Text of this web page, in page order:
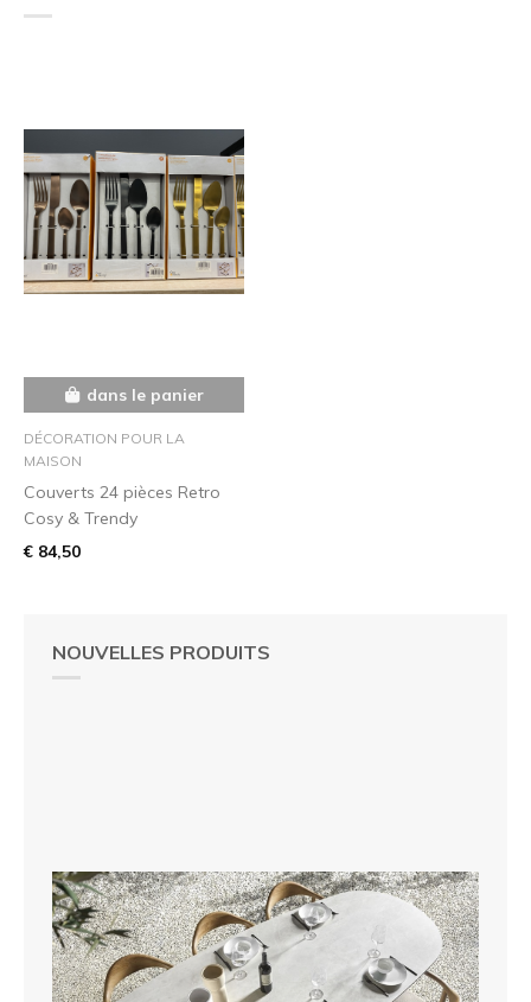
NOUVELLES PRODUITS
dans le panier
DÉCORATION POUR LA
MAISON
Couverts 24 pièces Retro
Cosy & Trendy
€ 84,50